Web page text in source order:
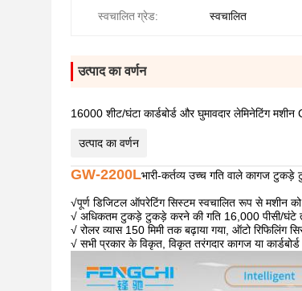
स्वचालित ग्रेड: स्वचालित
उत्पाद का वर्णन
16000 शीट/घंटा कार्डबोर्ड और घुमावदार लेमिनेटिंग
उत्पाद का वर्णन
GW-2200Lभारी-कर्तव्य उच्च गति वाले कागज
√पूर्ण डिजिटल ऑपरेटिंग सिस्टम स्वचालित रूप से मशीन
√ अधिकतम टुकड़े टुकड़े करने की गति 16,000 पीसी/
√ रोलर व्यास 150 मिमी तक बढ़ाया गया, ऑटो
√ सभी प्रकार के विकृत, विकृत तरंगदार कागज या